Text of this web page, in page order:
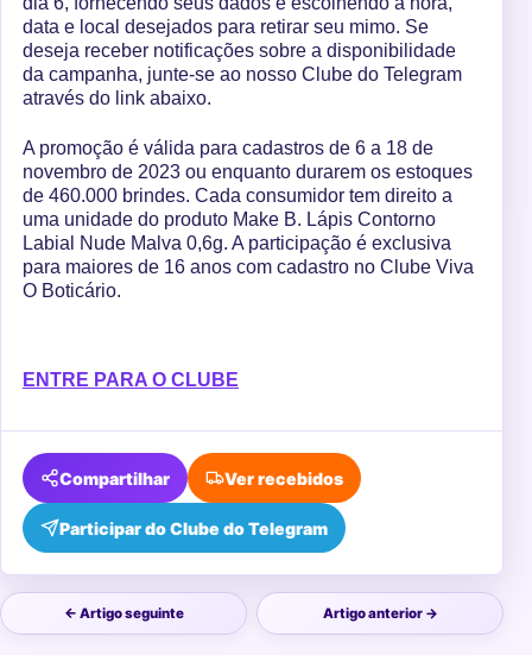
data e local desejados para retirar seu mimo. Se
deseja receber notificações sobre a disponibilidade
da campanha, junte-se ao nosso Clube do Telegram
através do link abaixo.
A promoção é válida para cadastros de 6 a 18 de
novembro de 2023 ou enquanto durarem os estoques
de 460.000 brindes. Cada consumidor tem direito a
uma unidade do produto Make B. Lápis Contorno
Labial Nude Malva 0,6g. A participação é exclusiva
para maiores de 16 anos com cadastro no Clube Viva
O Boticário.
ENTRE PARA O CLUBE
Compartilhar
Participar do Clube do Telegram
Ver recebidos
← Artigo seguinte Artigo anterior →